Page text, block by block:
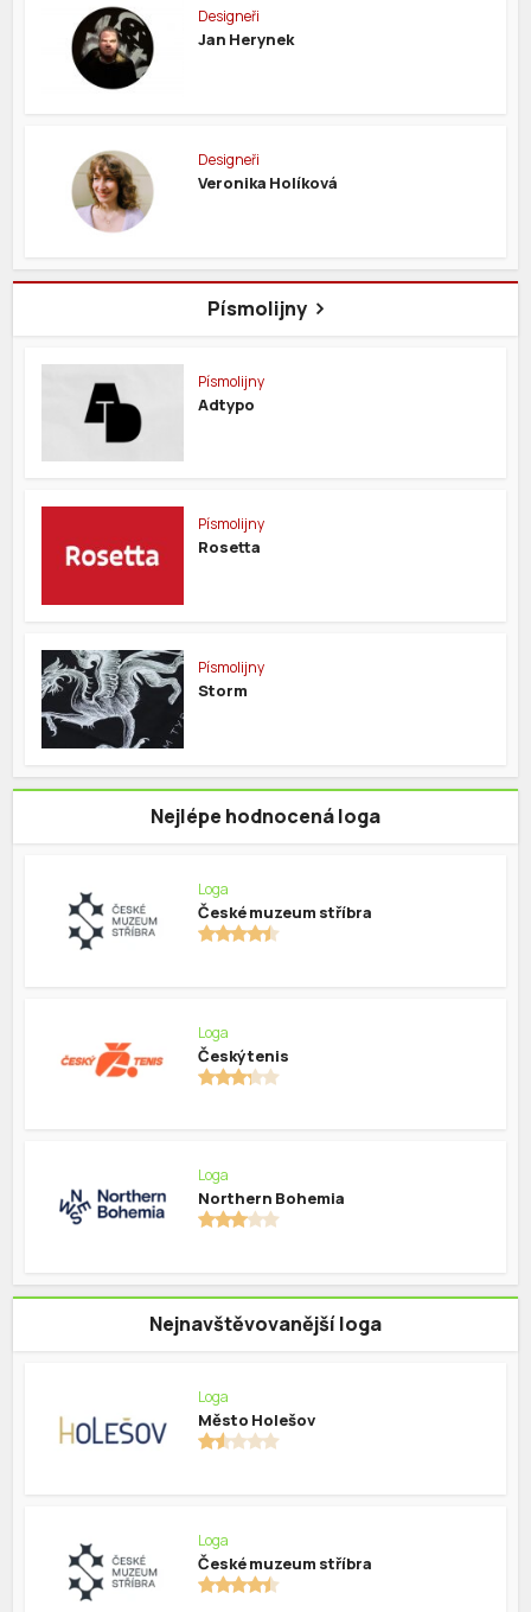
Designeři
Jan Herynek
Designeři
Veronika Holíková
Písmolijny
Písmolijny
Adtypo
Písmolijny
Rosetta
Písmolijny
Storm
Nejlépe hodnocená loga
Loga
České muzeum stříbra
Loga
Český tenis
Loga
Northern Bohemia
Nejnavštěvovanější loga
Loga
Město Holešov
Loga
České muzeum stříbra